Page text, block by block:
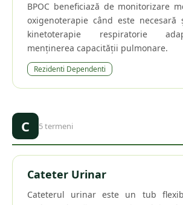
BPOC beneficiază de monitorizare
oxigenoterapie când este
kinetoterapie respiratorie
menținerea capacității pulmonare.
Rezidenti Dependenti
C 5termeni
Cateter Urinar
Cateterul urinar este un tub